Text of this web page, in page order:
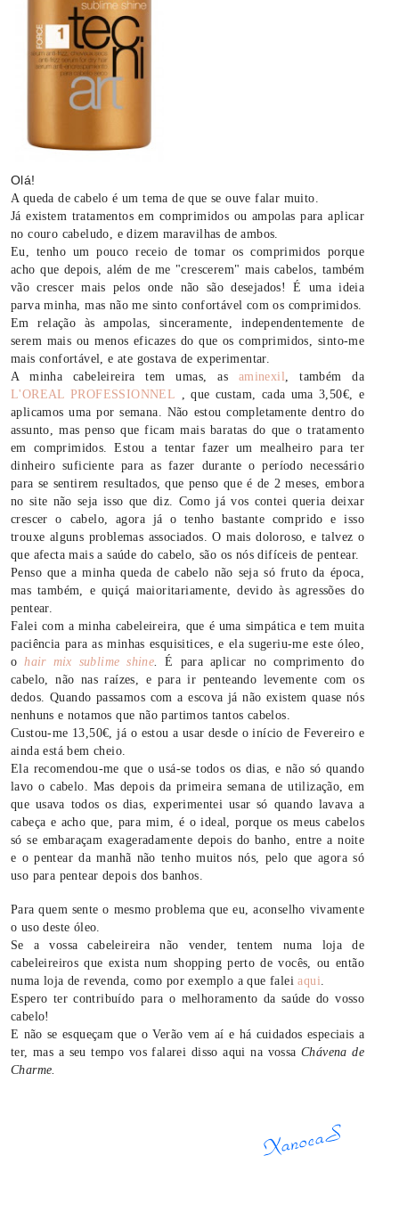
Olá!
A queda de cabelo é um tema de que se ouve falar muito.
Já existem tratamentos em comprimidos ou ampolas para aplicar
no couro cabeludo, e dizem maravilhas de ambos.
Eu, tenho um pouco receio de tomar os comprimidos porque
acho que depois, além de me "crescerem" mais cabelos, também
vão crescer mais pelos onde não são desejados! É uma ideia
parva minha, mas não me sinto confortável com os comprimidos.
Em relação às ampolas, sinceramente, independentemente de
serem mais ou menos eficazes do que os comprimidos, sinto-me
mais confortável, e ate gostava de experimentar.
A minha cabeleireira tem umas, as aminexil , também da
L'OREAL PROFESSIONNEL , que custam, cada uma 3,50€, e
aplicamos uma por semana. Não estou completamente dentro do
assunto, mas penso que ficam mais baratas do que o tratamento
em comprimidos. Estou a tentar fazer um mealheiro para ter
dinheiro suficiente para as fazer durante o período necessário
para se sentirem resultados, que penso que é de 2 meses, embora
no site não seja isso que diz. Como já vos contei queria deixar
crescer o cabelo, agora já o tenho bastante comprido e isso
trouxe alguns problemas associados. O mais doloroso, e talvez o
que afecta mais a saúde do cabelo, são os nós difíceis de pentear.
Penso que a minha queda de cabelo não seja só fruto da época,
mas também, e quiçá maioritariamente, devido às agressões do
pentear.
Falei com a minha cabeleireira, que é uma simpática e tem muita
paciência para as minhas esquisitices, e ela sugeriu-me este óleo,
ohair mix sublime shine É
para aplicar no comprimento do
cabelo, não nas raízes, e para ir penteando levemente com os
dedos. Quando passamos com a escova já não existem quase nós
nenhuns e notamos que não partimos tantos cabelos.
Custou-me 13,50€, já o estou a usar desde o início de Fevereiro e
ainda está bem cheio.
Ela recomendou-me que o usá-se todos os dias, e não só quando
lavo o cabelo. Mas depois da primeira semana de utilização, em
que usava todos os dias, experimentei usar só quando lavava a
cabeça e acho que, para mim, é o ideal, porque os meus cabelos
só se embaraçam exageradamente depois do banho, entre a noite
e o pentear da manhã não tenho muitos nós, pelo que agora só
uso para pentear depois dos banhos.
Para quem sente o mesmo problema que eu, aconselho vivamente
o uso deste óleo.
Se a vossa cabeleireira não vender, tentem numa loja de
cabeleireiros que exista num shopping perto de vocês, ou então
numa loja de revenda, como por exemplo a que faleiaqui
Espero ter contribuído para o melhoramento da saúde do vosso
cabelo!
E não se esqueçam que o Verão vem aí e há cuidados especiais a
ter, mas a seu tempo vos falarei disso aqui na vossaChávena de
Charme.